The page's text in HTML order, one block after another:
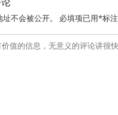
址不会被公开。 必填项已用*标注